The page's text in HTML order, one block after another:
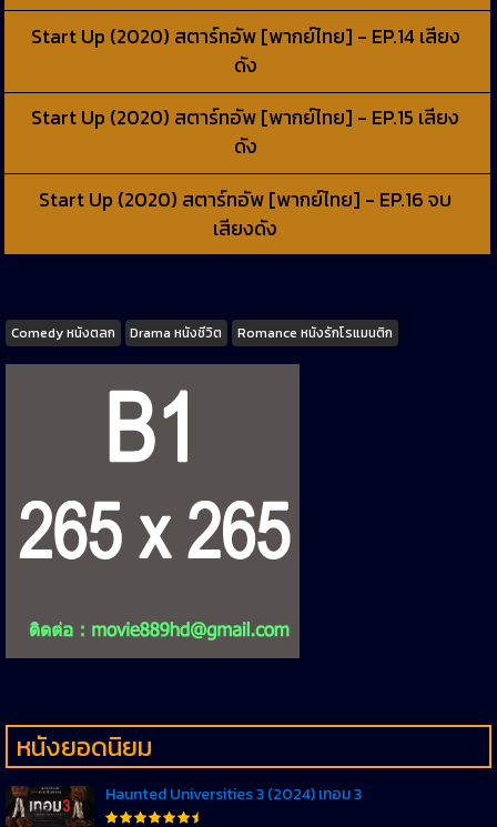
Start Up (2020) สตาร์ทอัพ [พากย์ไทย] - EP.14 เสียง
ดัง
Start Up (2020) สตาร์ทอัพ [พากย์ไทย] - EP.15 เสียง
ดัง
Start Up (2020) สตาร์ทอัพ [พากย์ไทย] - EP.16 จบ
เสียงดัง
Tags
Comedy หนังตลก Drama หนังชีวิต Romance หนังรักโรแมนติก
หนังยอดนิยม
Haunted Universities 3 (2024) เทอม 3